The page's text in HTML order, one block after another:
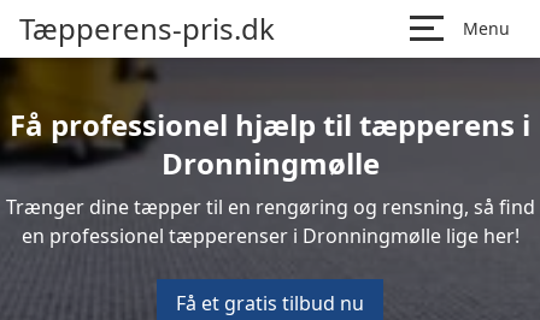
Tæpperens-pris.dk Menu
Få professionel hjælp til tæpperens i
Dronningmølle
Trænger dine tæpper til en rengøring og rensning, så find
en professionel tæpperenser i Dronningmølle lige her!
Få et gratis tilbud nu